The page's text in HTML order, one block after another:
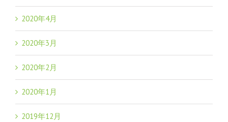
2020年4月
2020年3月
2020年2月
2020年1月
2019年12月